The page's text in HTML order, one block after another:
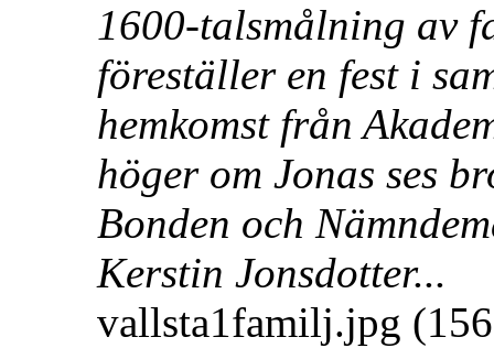
1600-talsmålning av
föreställer en fest i
hemkomst från
höger om Jonas ses
Bonden och
Kerstin Jonsdotter...
vallsta1familj.jpg